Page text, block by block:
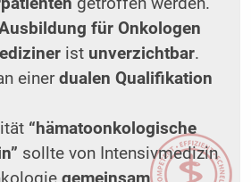
für Onkologen
ist unverzichtbar.
einerdualen Qualifikation
“hämatoonkologische
sollte von Intensivmedizin